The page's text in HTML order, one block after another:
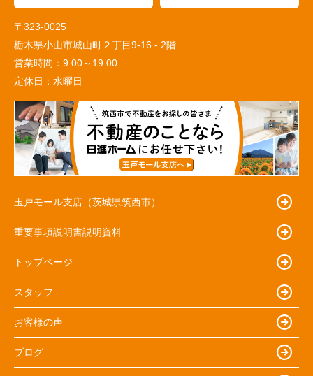
〒323-0025
栃木県小山市城山町２丁目9-16 - 2階
営業時間： 9:00～19:00
定休日： 水曜日
玉戸モール支店（茨城県筑西市）
重要事項説明書説明資料
トップページ
スタッフ
お客様の声
ブログ